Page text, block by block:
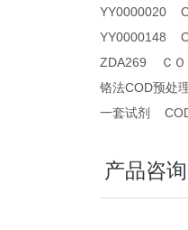
YY0000020
YY0000148
ZDA269 ＣＯ
铬法COD预处
一套试剂
产品咨询